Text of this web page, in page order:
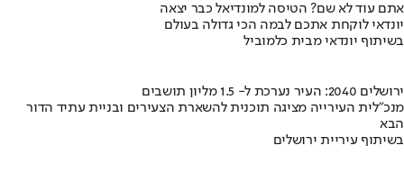
אתם עוד לא שם? הטיסה למונדיאל כבר יצאה
יונדאי לוקחת אתכם לבמה הכי גדולה בעולם
בשיתוף יונדאי מבית כלמוביל
ירושלים 2040: העיר נערכת ל- 1.5 מליון תושבים
מנכ"לית העירייה מציגה תוכנית להשארת הצעירים ובניית עתיד הדור
הבא
בשיתוף עיריית ירושלים